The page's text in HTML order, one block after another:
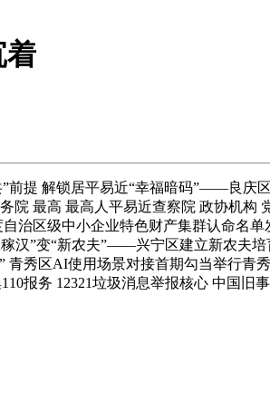
解锁居平易近“幸福暗码”——良庆区
最高 最高人平易近查察院 政协机构
治区级中小企业特色财产集群认命名
汉”变“新农夫”——兴宁区建立新农夫
秀区AI使用场景对接首期勾当举行青
报务 12321垃圾消息举报核心 中国旧